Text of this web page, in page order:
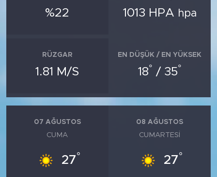
%22 1013 HPA hpa
RÜZGAR
1.81 M/S
EN DÜŞÜK / EN YÜKSEK
18° / 35°
07 AĞUSTOS
CUMA
27°
08 AĞUSTOS
CUMARTESI
27°